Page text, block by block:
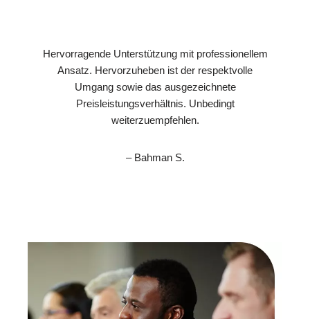
Hervorragende Unterstützung mit professionellem
Ansatz. Hervorzuheben ist der respektvolle
Umgang sowie das ausgezeichnete
Preisleistungsverhältnis. Unbedingt
weiterzuempfehlen.
– Bahman S.